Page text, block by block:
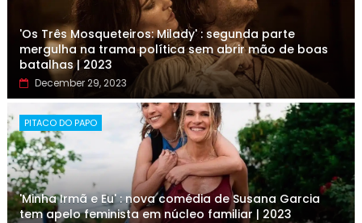
'Os Três Mosqueteiros: Milady' : segunda parte
mergulha na trama política sem abrir mão de boas
batalhas | 2023
December 29, 2023
PITACO DO PAPO
'Minha Irmã e Eu' : nova comédia de Susana Garcia
tem apelo feminista em núcleo familiar | 2023